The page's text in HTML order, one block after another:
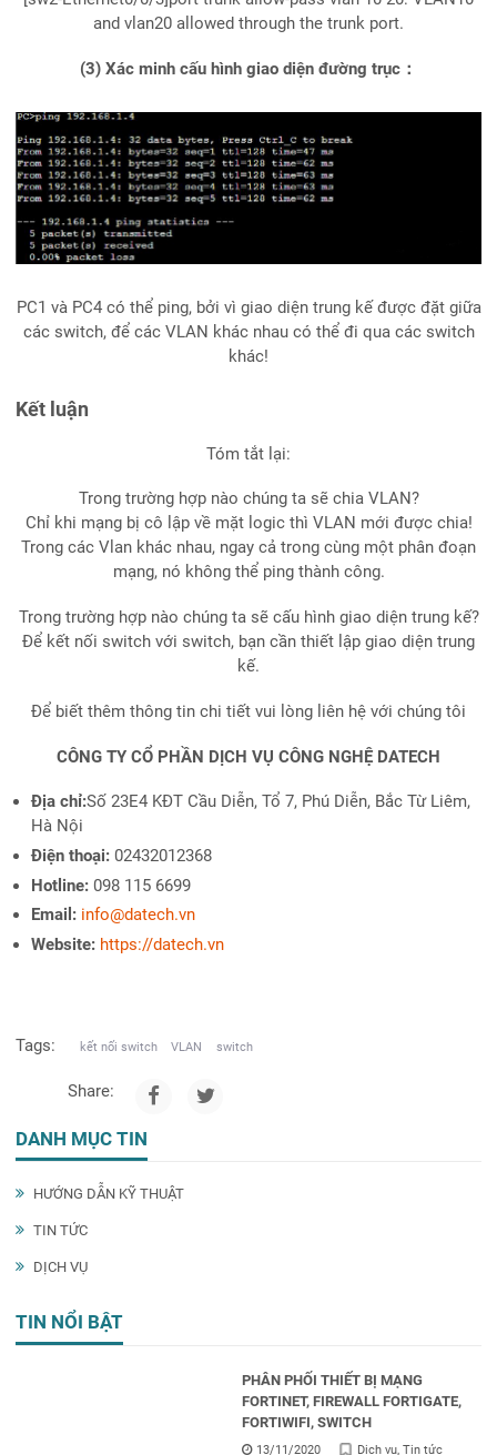
DANH MỤC TIN
HƯỚNG DẪN KỸ THUẬT
TIN TỨC
DỊCH VỤ
TIN NỔI BẬT
PHÂN PHỐI THIẾT BỊ MẠNG
FORTINET, FIREWALL FORTIGATE,
FORTIWIFI, SWITCH
13/11/2020 Dịch vụ Tin tức
and vlan20 allowed through the trunk port.
(3) Xác minh cấu hình giao diện đường trục：
PC1 và PC4 có thể ping, bởi vì giao diện trung kế được đặt giữa
các switch, để các VLAN khác nhau có thể đi qua các switch
khác!
Kết luận
Tóm tắt lại:
Trong trường hợp nào chúng ta sẽ chia VLAN?
Chỉ khi mạng bị cô lập về mặt logic thì VLAN mới được chia!
Trong các Vlan khác nhau, ngay cả trong cùng một phân đoạn
mạng, nó không thể ping thành công.
Trong trường hợp nào chúng ta sẽ cấu hình giao diện trung kế?
Để kết nối switch với switch, bạn cần thiết lập giao diện trung
kế.
Để biết thêm thông tin chi tiết vui lòng liên hệ với chúng tôi
CÔNG TY CỔ PHẦN DỊCH VỤ CÔNG NGHỆ DATECH
Địa chỉ:Số 23E4 KĐT Cầu Diễn, Tổ 7, Phú Diễn, Bắc Từ Liêm,
Hà Nội
Điện thoại:02432012368
Hotline:098 115 6699
Email: info@datech.vn
Website: https://datech.vn
Tags: kết nối switch VLAN switch
Share: